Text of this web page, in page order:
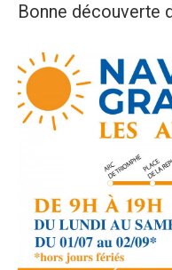
Bonne découverte